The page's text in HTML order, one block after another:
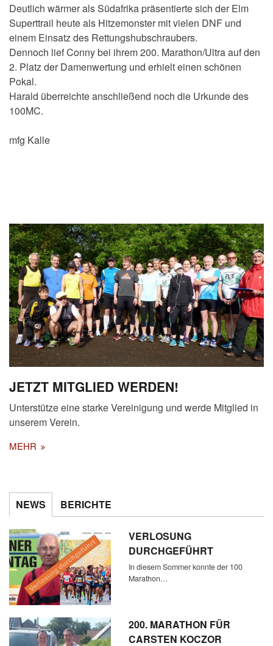
Deutlich wärmer als Südafrika präsentierte sich der Elm
Superttrail heute als Hitzemonster mit vielen DNF und
einem Einsatz des Rettungshubschraubers.
Dennoch lief Conny bei ihrem 200. Marathon/Ultra auf den
2. Platz der Damenwertung und erhielt einen schönen
Pokal.
Harald überreichte anschließend noch die Urkunde des
100MC.
mfg Kalle
JETZT MITGLIED WERDEN!
Unterstütze eine starke Vereinigung und werde Mitglied in
unserem Verein.
MEHR
NEWS BERICHTE
VERLOSUNG
DURCHGEFÜHRT
In diesem Sommer konnte der 100
Marathon…
200. MARATHON FÜR
CARSTEN KOCZOR